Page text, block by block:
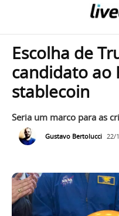
Escolha de
candidato ao
stablecoin
Seria um marco para as
Gustavo Bertolucci 22/